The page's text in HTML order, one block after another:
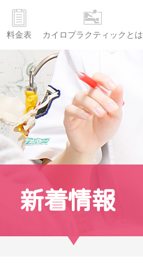
料金表 カイロプラクティックとは
新着情報